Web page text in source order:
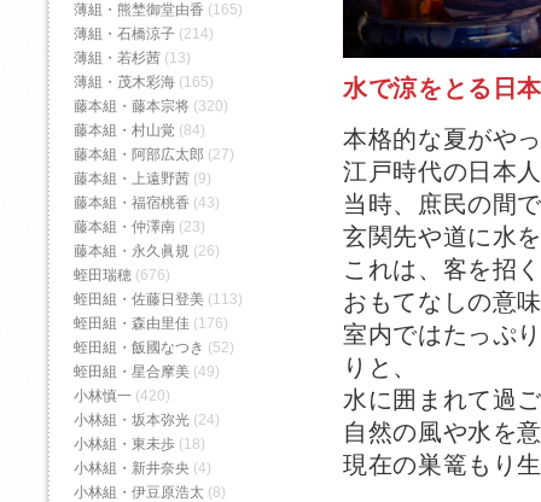
水で涼をとる日
本格的な夏がや
江戸時代の日本
当時、庶民の間
玄関先や道に水
これは、客を招
おもてなしの意
室内ではたっぷ
りと、
水に囲まれて過
自然の風や水を
現在の巣篭もり
薄組・熊埜御堂由香 (165)
薄組・石橋涼子 (214)
薄組・若杉茜 (13)
薄組・茂木彩海 (165)
藤本組・藤本宗将 (320)
藤本組・村山覚 (84)
藤本組・阿部広太郎 (27)
藤本組・上遠野茜 (9)
藤本組・福宿桃香‬ (43)
藤本組・仲澤南 (23)
藤本組・永久眞規 (26)
蛭田瑞穂 (676)
蛭田組・佐藤日登美 (113)
蛭田組・森由里佳 (176)
蛭田組・飯國なつき (52)
蛭田組・星合摩美 (49)
小林慎一 (420)
小林組・坂本弥光 (24)
小林組・東未歩 (18)
小林組・新井奈央 (4)
小林組・伊豆原浩太 (8)